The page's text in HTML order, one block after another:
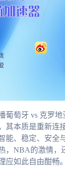
葡萄牙 vs 克罗
其本质是重新连
能、稳定、安全
，NBA的激情
应如此自由酣畅。